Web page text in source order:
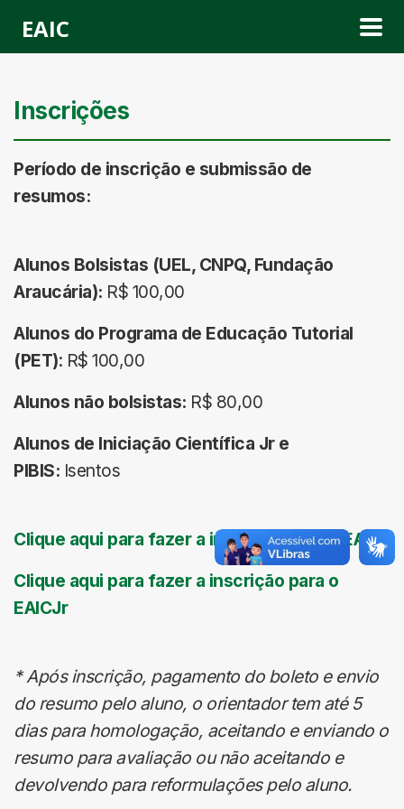
EAIC
Inscrições
Período de inscrição e submissão de
resumos:
Alunos Bolsistas (UEL, CNPQ, Fundação
Araucária): R$ 100,00
Alunos do Programa de Educação Tutorial
(PET): R$ 100,00
Alunos não bolsistas: R$ 80,00
Alunos de Iniciação Científica Jr e
PIBIS: Isentos
Clique aqui para fazer a inscrição para o EAIC
Clique aqui para fazer a inscrição para o
EAICJr
* Após inscrição, pagamento do boleto e envio
do resumo pelo aluno, o orientador tem até 5
dias para homologação, aceitando e enviando o
resumo para avaliação ou não aceitando e
devolvendo para reformulações pelo aluno.